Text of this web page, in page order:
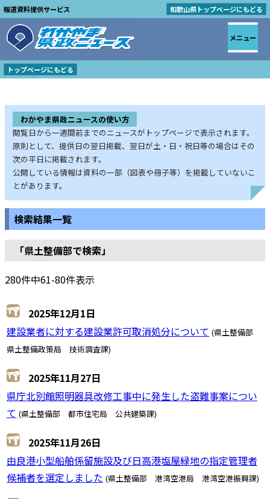
報道資料提供サービス 和歌山県トップページにもどる
トップページにもどる
わかやま県政ニュースの使い方
閲覧日から一週間前までのニュースがトップページで表示されます。
原則として、提供日の翌日掲載、翌日が土・日・祝日等の場合はその
次の平日に掲載されます。
公開している情報は資料の一部（図表や冊子等）を掲載していないこ
とがあります。
検索結果一覧
「県土整備部で検索」
280件中61-80件表示
2025年12月1日
建設業者に対する建設業許可取消処分について (県土整備部
県土整備政策局 技術調査課)
2025年11月27日
県庁北別館照明器具改修工事中に発生した盗難事案につい
て (県土整備部 都市住宅局 公共建築課)
2025年11月26日
由良港小型船舶係留施設及び日高港塩屋緑地の指定管理者
候補者を選定しました (県土整備部 港湾空港局 港湾空港振興課)
メニュー